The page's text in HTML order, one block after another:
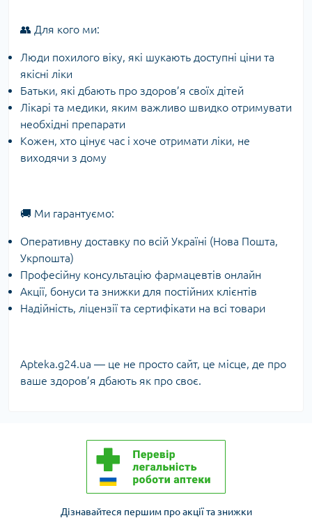
👥 Для кого ми:
Люди похилого віку, які шукають доступні ціни та
якісні ліки
Батьки, які дбають про здоров’я своїх дітей
Лікарі та медики, яким важливо швидко отримувати
необхідні препарати
Кожен, хто цінує час і хоче отримати ліки, не
виходячи з дому
🚚 Ми гарантуємо:
Оперативну доставку по всій Україні (Нова Пошта,
Укрпошта)
Професійну консультацію фармацевтів онлайн
Акції, бонуси та знижки для постійних клієнтів
Надійність, ліцензії та сертифікати на всі товари
Apteka.g24.ua — це не просто сайт, це місце, де про
ваше здоров’я дбають як про своє.
Дізнавайтеся першим про акції та знижки